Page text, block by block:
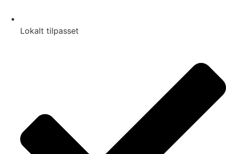
Lokalt tilpasset